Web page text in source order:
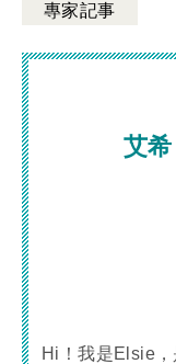
專家記事
艾
Hi！我是Elsie